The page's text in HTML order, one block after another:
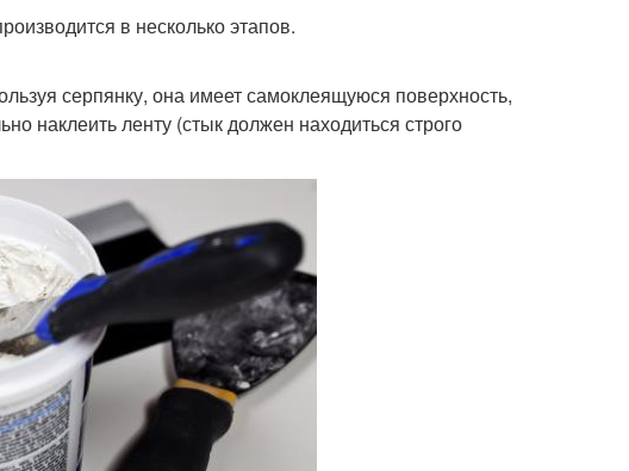
в несколько этапов.
серпянку, она имеет самоклеящуюся поверхность,
наклеить ленту (стык должен находиться строго